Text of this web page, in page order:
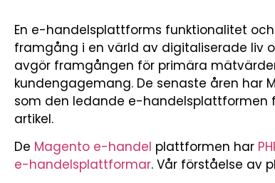
En e-handelsplattforms funktionalitet
framgång i en värld av digitaliserade liv
avgör framgången för primära
kundengagemang. De senaste åren
som den ledande e-handelsplattformen
artikel.
De Magento e-handel plattformen har
e-handelsplattformar. Vår förståelse av